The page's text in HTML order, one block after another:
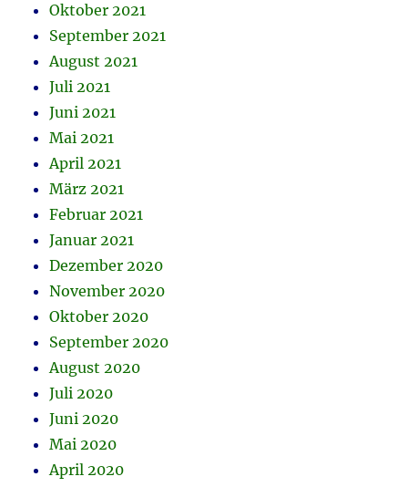
Oktober 2021
September 2021
August 2021
Juli 2021
Juni 2021
Mai 2021
April 2021
März 2021
Februar 2021
Januar 2021
Dezember 2020
November 2020
Oktober 2020
September 2020
August 2020
Juli 2020
Juni 2020
Mai 2020
April 2020